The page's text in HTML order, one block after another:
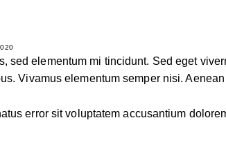
sed elementum mi tincidunt. Sed eget
Vivamus elementum semper nisi.
error sit voluptatem accusantium